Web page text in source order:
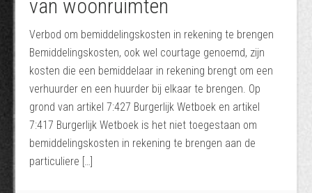
van woonruimten
Verbod om bemiddelingskosten in rekening te brengen
Bemiddelingskosten, ook wel courtage genoemd, zijn
kosten die een bemiddelaar in rekening brengt om een
verhuurder en een huurder bij elkaar te brengen. Op
grond van artikel 7:427 Burgerlijk Wetboek en artikel
7:417 Burgerlijk Wetboek is het niet toegestaan om
bemiddelingskosten in rekening te brengen aan de
particuliere […]